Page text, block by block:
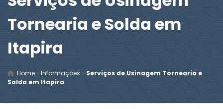
Tornearia e Solda em
Itapira
Home » Informações » Serviços de Usinagem Tornearia e
Solda em Itapira